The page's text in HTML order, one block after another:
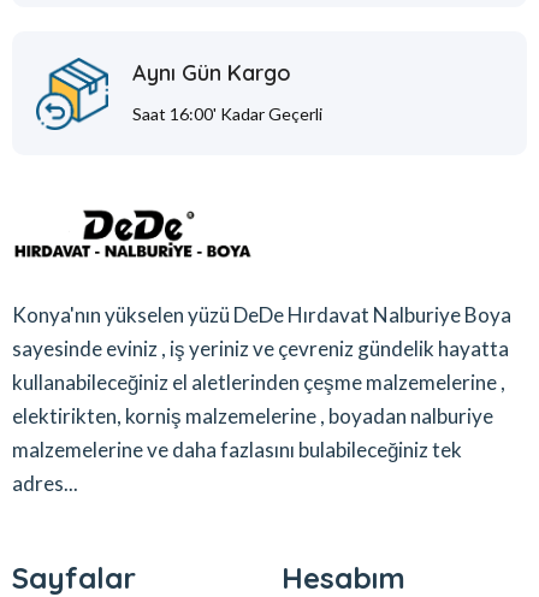
Aynı Gün Kargo
Saat 16:00' Kadar Geçerli
Konya'nın yükselen yüzü DeDe Hırdavat Nalburiye Boya
sayesinde eviniz , iş yeriniz ve çevreniz gündelik hayatta
kullanabileceğiniz el aletlerinden çeşme malzemelerine ,
elektirikten, korniş malzemelerine , boyadan nalburiye
malzemelerine ve daha fazlasını bulabileceğiniz tek
adres...
Sayfalar Hesabım